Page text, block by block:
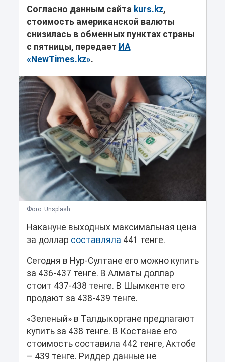
Согласно данным сайта kurs.kz,
стоимость американской валюты
снизилась в обменных пунктах страны
с пятницы, передает ИА
«NewTimes.kz».
Фото: Unsplash
Накануне выходных максимальная цена
за доллар составляла 441 тенге.
Сегодня в Нур-Султане его можно купить
за 436-437 тенге. В Алматы доллар
стоит 437-438 тенге. В Шымкенте его
продают за 438-439 тенге.
«Зеленый» в Талдыкоргане предлагают
купить за 438 тенге. В Костанае его
стоимость составила 442 тенге, Актобе
– 439 тенге. Риддер данные не